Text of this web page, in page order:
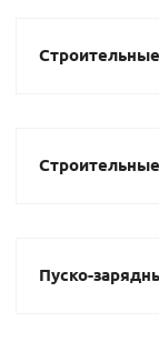
Пуско-